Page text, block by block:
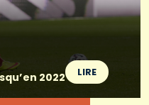
2022
LIRE